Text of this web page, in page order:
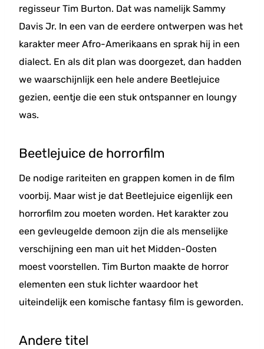
regisseur Tim Burton. Dat was namelijk Sammy
Davis Jr. In een van de eerdere ontwerpen was het
karakter meer Afro-Amerikaans en sprak hij in een
dialect. En als dit plan was doorgezet, dan hadden
we waarschijnlijk een hele andere Beetlejuice
gezien, eentje die een stuk ontspanner en loungy
was.
Beetlejuice de horrorfilm
De nodige rariteiten en grappen komen in de film
voorbij. Maar wist je dat Beetlejuice eigenlijk een
horrorfilm zou moeten worden. Het karakter zou
een gevleugelde demoon zijn die als menselijke
verschijning een man uit het Midden-Oosten
moest voorstellen. Tim Burton maakte de horror
elementen een stuk lichter waardoor het
uiteindelijk een komische fantasy film is geworden.
Andere titel